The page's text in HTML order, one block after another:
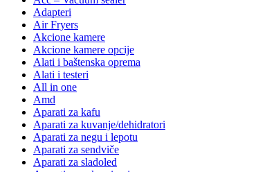
Adapteri
Air Fryers
Akcione kamere
Akcione kamere opcije
Alati i baštenska oprema
Alati i testeri
All in one
Amd
Aparati za kafu
Aparati za kuvanje/dehidratori
Aparati za negu i lepotu
Aparati za sendviče
Aparati za sladoled